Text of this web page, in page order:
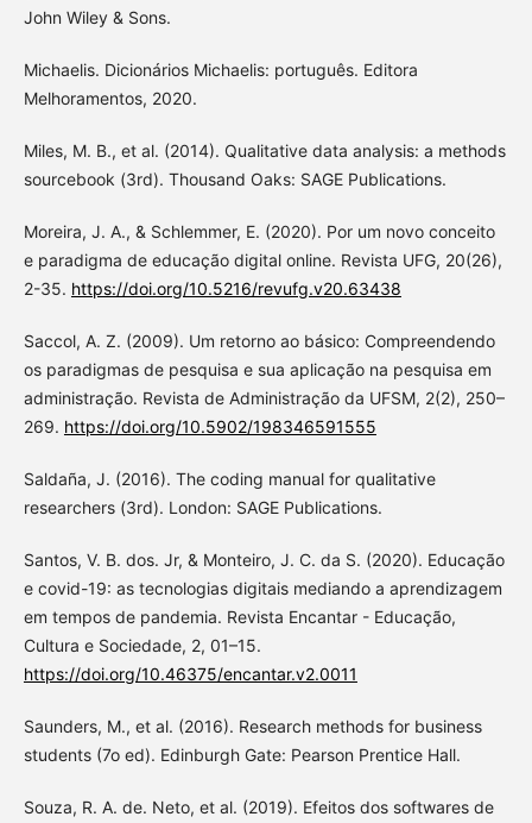
John Wiley & Sons.
Michaelis. Dicionários Michaelis: português. Editora
Melhoramentos, 2020.
Miles, M. B., et al. (2014). Qualitative data analysis: a methods
sourcebook (3rd). Thousand Oaks: SAGE Publications.
Moreira, J. A., & Schlemmer, E. (2020). Por um novo conceito
e paradigma de educação digital online. Revista UFG, 20(26),
2-35. https://doi.org/10.5216/revufg.v20.63438
Saccol, A. Z. (2009). Um retorno ao básico: Compreendendo
os paradigmas de pesquisa e sua aplicação na pesquisa em
administração. Revista de Administração da UFSM, 2(2), 250–
269. https://doi.org/10.5902/198346591555
Saldaña, J. (2016). The coding manual for qualitative
researchers (3rd). London: SAGE Publications.
Santos, V. B. dos. Jr, & Monteiro, J. C. da S. (2020). Educação
e covid-19: as tecnologias digitais mediando a aprendizagem
em tempos de pandemia. Revista Encantar - Educação,
Cultura e Sociedade, 2, 01–15.
https://doi.org/10.46375/encantar.v2.0011
Saunders, M., et al. (2016). Research methods for business
students (7o ed). Edinburgh Gate: Pearson Prentice Hall.
Souza, R. A. de. Neto, et al. (2019). Efeitos dos softwares de